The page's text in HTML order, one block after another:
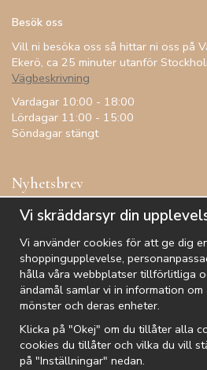
Besök oss
Vill ni besöka oss så hittar ni oss på
Ekerö, ca 25 minuter utanför
Vägbeskrivning
Vardagar 10:00 - 18:00
Lördagar 11:00 - 15:00
Söndagar stängt
Nyhetsbrev
Få inspiration, förtur till kampanjer,
De uppgifter du matar in kommer endast användas
Vi skräddarsyr din
Vi använder cookies för att ge dig
shoppingupplevelse,
hålla våra webbplatser tillförlitliga
ändamål samlar vi in information om
mönster och deras enheter.
Klicka på "Okej" om du tillåter alla
cookies du tillåter och vilka du vill
på "Inställningar" nedan.